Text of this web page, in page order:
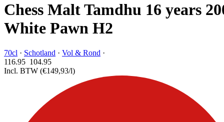
Chess Malt Tamdhu 16 years
White Pawn H2
70cl · Schotland · Vol & Rond ·
116.95 104.95
Incl. BTW (€149,93/l)